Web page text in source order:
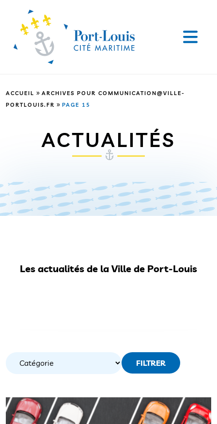
ACCUEIL » ARCHIVES POUR COMMUNICATION@VILLE-
PORTLOUIS.FR » PAGE 15
ACTUALITÉS
Les actualités de la Ville de Port-Louis
FILTRER